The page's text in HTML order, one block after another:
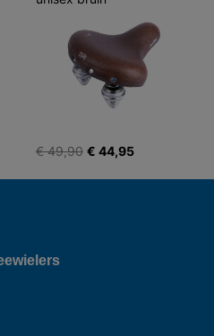
€ 49,90 € 44,95